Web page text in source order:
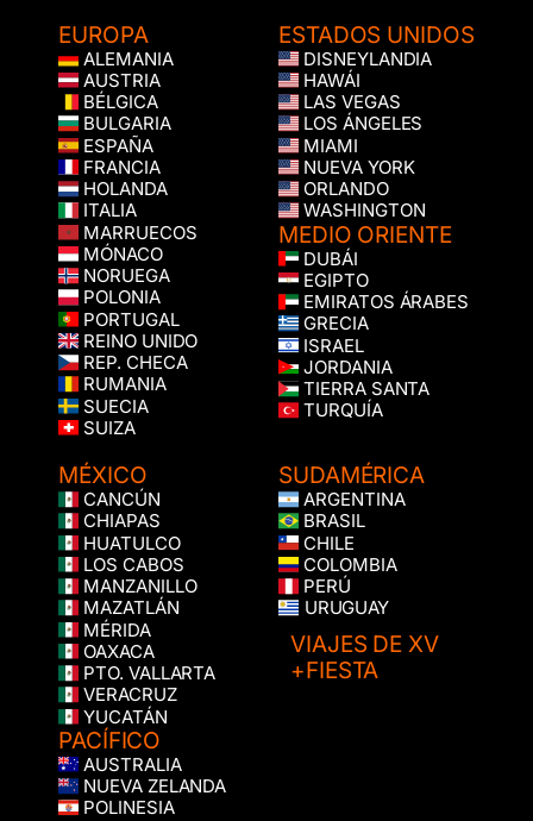
EUROPA
ALEMANIA
AUSTRIA
BÉLGICA
BULGARIA
ESPAÑA
FRANCIA
HOLANDA
ITALIA
MARRUECOS
MÓNACO
NORUEGA
POLONIA
PORTUGAL
REINO UNIDO
REP. CHECA
RUMANIA
SUECIA
SUIZA
ESTADOS UNIDOS
DISNEYLANDIA
HAWÁI
LAS VEGAS
LOS ÁNGELES
MIAMI
NUEVA YORK
ORLANDO
WASHINGTON
MEDIO ORIENTE
DUBÁI
EGIPTO
EMIRATOS ÁRABES
GRECIA
ISRAEL
JORDANIA
TIERRA SANTA
TURQUÍA
MÉXICO
CANCÚN
CHIAPAS
HUATULCO
LOS CABOS
MANZANILLO
MAZATLÁN
MÉRIDA
OAXACA
PTO. VALLARTA
VERACRUZ
YUCATÁN
PACÍFICO
AUSTRALIA
NUEVA ZELANDA
POLINESIA
SUDAMÉRICA
ARGENTINA
BRASIL
CHILE
COLOMBIA
PERÚ
URUGUAY
VIAJES DE XV
+FIESTA